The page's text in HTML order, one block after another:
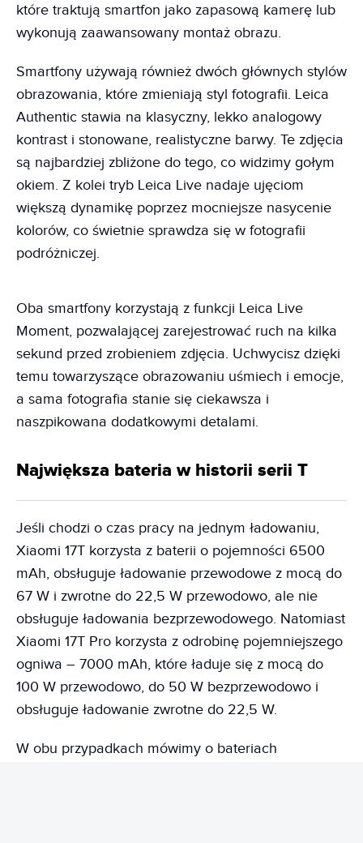
które traktują smartfon jako zapasową kamerę lub
wykonują zaawansowany montaż obrazu.
Smartfony używają również dwóch głównych stylów
obrazowania, które zmieniają styl fotografii. Leica
Authentic stawia na klasyczny, lekko analogowy
kontrast i stonowane, realistyczne barwy. Te zdjęcia
są najbardziej zbliżone do tego, co widzimy gołym
okiem. Z kolei tryb Leica Live nadaje ujęciom
większą dynamikę poprzez mocniejsze nasycenie
kolorów, co świetnie sprawdza się w fotografii
podróżniczej.
Oba smartfony korzystają z funkcji Leica Live
Moment, pozwalającej zarejestrować ruch na kilka
sekund przed zrobieniem zdjęcia. Uchwycisz dzięki
temu towarzyszące obrazowaniu uśmiech i emocje,
a sama fotografia stanie się ciekawsza i
naszpikowana dodatkowymi detalami.
Największa bateria w historii serii T
Jeśli chodzi o czas pracy na jednym ładowaniu,
Xiaomi 17T korzysta z baterii o pojemności 6500
mAh, obsługuje ładowanie przewodowe z mocą do
67 W i zwrotne do 22,5 W przewodowo, ale nie
obsługuje ładowania bezprzewodowego. Natomiast
Xiaomi 17T Pro korzysta z odrobinę pojemniejszego
ogniwa – 7000 mAh, które ładuje się z mocą do
100 W przewodowo, do 50 W bezprzewodowo i
obsługuje ładowanie zwrotne do 22,5 W.
W obu przypadkach mówimy o bateriach